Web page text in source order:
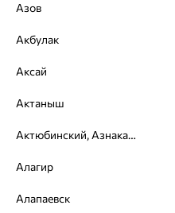
Кольцо, золото,
от 15 967
Азов
Акбулак
Аксай
Актаныш
Актюбинский, Азнакаевский район
Алагир
Алапаевск